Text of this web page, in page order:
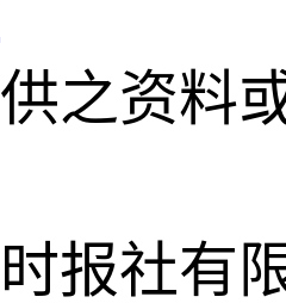
之资料
报社有